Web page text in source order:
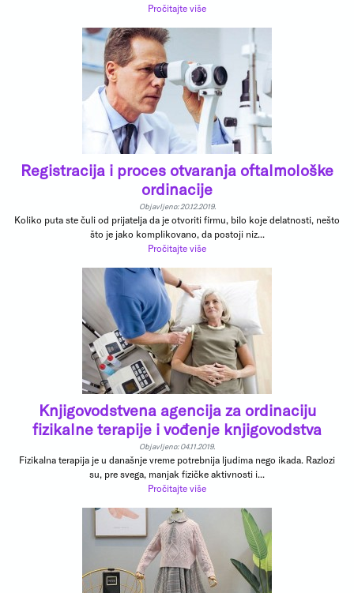
Pročitajte više
Registracija i proces otvaranja oftalmološke
ordinacije
Objavljeno: 20.12.2019.
Koliko puta ste čuli od prijatelja da je otvoriti firmu, bilo koje delatnosti, nešto
što je jako komplikovano, da postoji niz...
Pročitajte više
Knjigovodstvena agencija za ordinaciju
fizikalne terapije i vođenje knjigovodstva
Objavljeno: 04.11.2019.
Fizikalna terapija je u današnje vreme potrebnija ljudima nego ikada. Razlozi
su, pre svega, manjak fizičke aktivnosti i...
Pročitajte više